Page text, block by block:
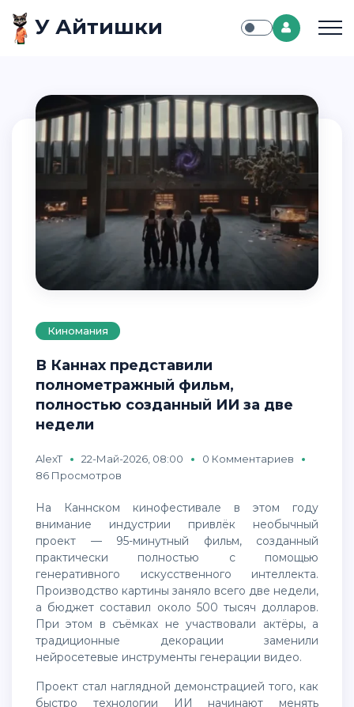
У Айтишки
Киномания
В Каннах представили
полнометражный фильм,
полностью созданный ИИ за две
недели
AlexT 22-Май-2026, 08:00
0 Комментариев
86 Просмотров
На Каннском кинофестивале в этом году
внимание индустрии привлёк необычный
проект — 95-минутный фильм, созданный
практически полностью с помощью
генеративного искусственного интеллекта.
Производство картины заняло всего две недели,
а бюджет составил около 500 тысяч долларов.
При этом в съёмках не участвовали актёры, а
традиционные декорации заменили
нейросетевые инструменты генерации видео.
Проект стал наглядной демонстрацией того, как
быстро технологии ИИ начинают менять